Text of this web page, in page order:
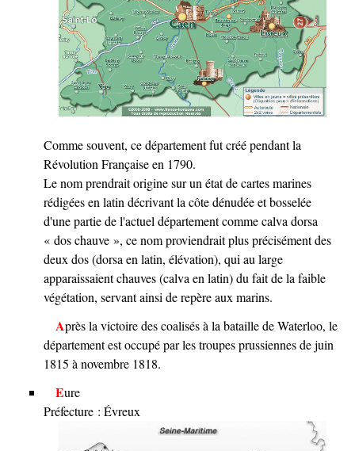
Comme souvent, ce département fut créé pendant la
Révolution Française en 1790.
Le nom prendrait origine sur un état de cartes marines
rédigées en latin décrivant la côte dénudée et bosselée
d'une partie de l'actuel département comme calva dorsa
« dos chauve », ce nom proviendrait plus précisément des
deux dos (dorsa en latin, élévation), qui au large
apparaissaient chauves (calva en latin) du fait de la faible
végétation, servant ainsi de repère aux marins.
Après la victoire des coalisés à la bataille de Waterloo, le
département est occupé par les troupes prussiennes de juin
1815 à novembre 1818.
Eure
Préfecture : Évreux